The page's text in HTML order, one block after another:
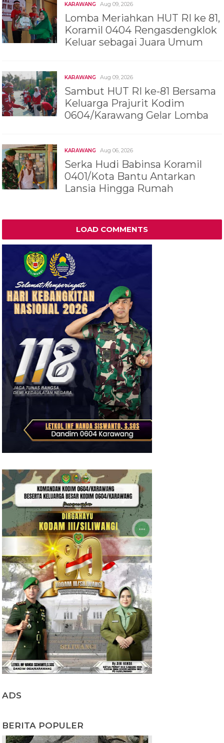
KARAWANG Aug 09, 2026
Lomba Meriahkan HUT RI ke 81,
Koramil 0404 Rengasdengklok
Keluar sebagai Juara Umum
KARAWANG Aug 09, 2026
Sambut HUT RI ke-81 Bersama
Keluarga Prajurit Kodim
0604/Karawang Gelar Lomba
KARAWANG Aug 06, 2026
Serka Hudi Babinsa Koramil
0401/Kota Bantu Antarkan
Lansia Hingga Rumah
LOAD COMMENTS
ADS
BERITA POPULER